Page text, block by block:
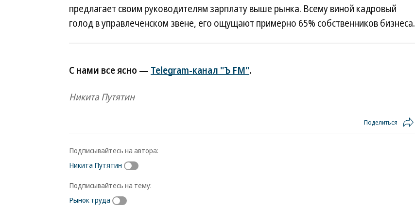
предлагает своим руководителям зарплату выше рынка. Всему виной кадровый
голод в управлеченском звене, его ощущают примерно 65% собственников бизнеса.
С нами все ясно — Telegram-канал "Ъ FM".
Никита Путятин
Поделиться
Подписывайтесь на автора:
Никита Путятин
Подписывайтесь на тему:
Рынок труда